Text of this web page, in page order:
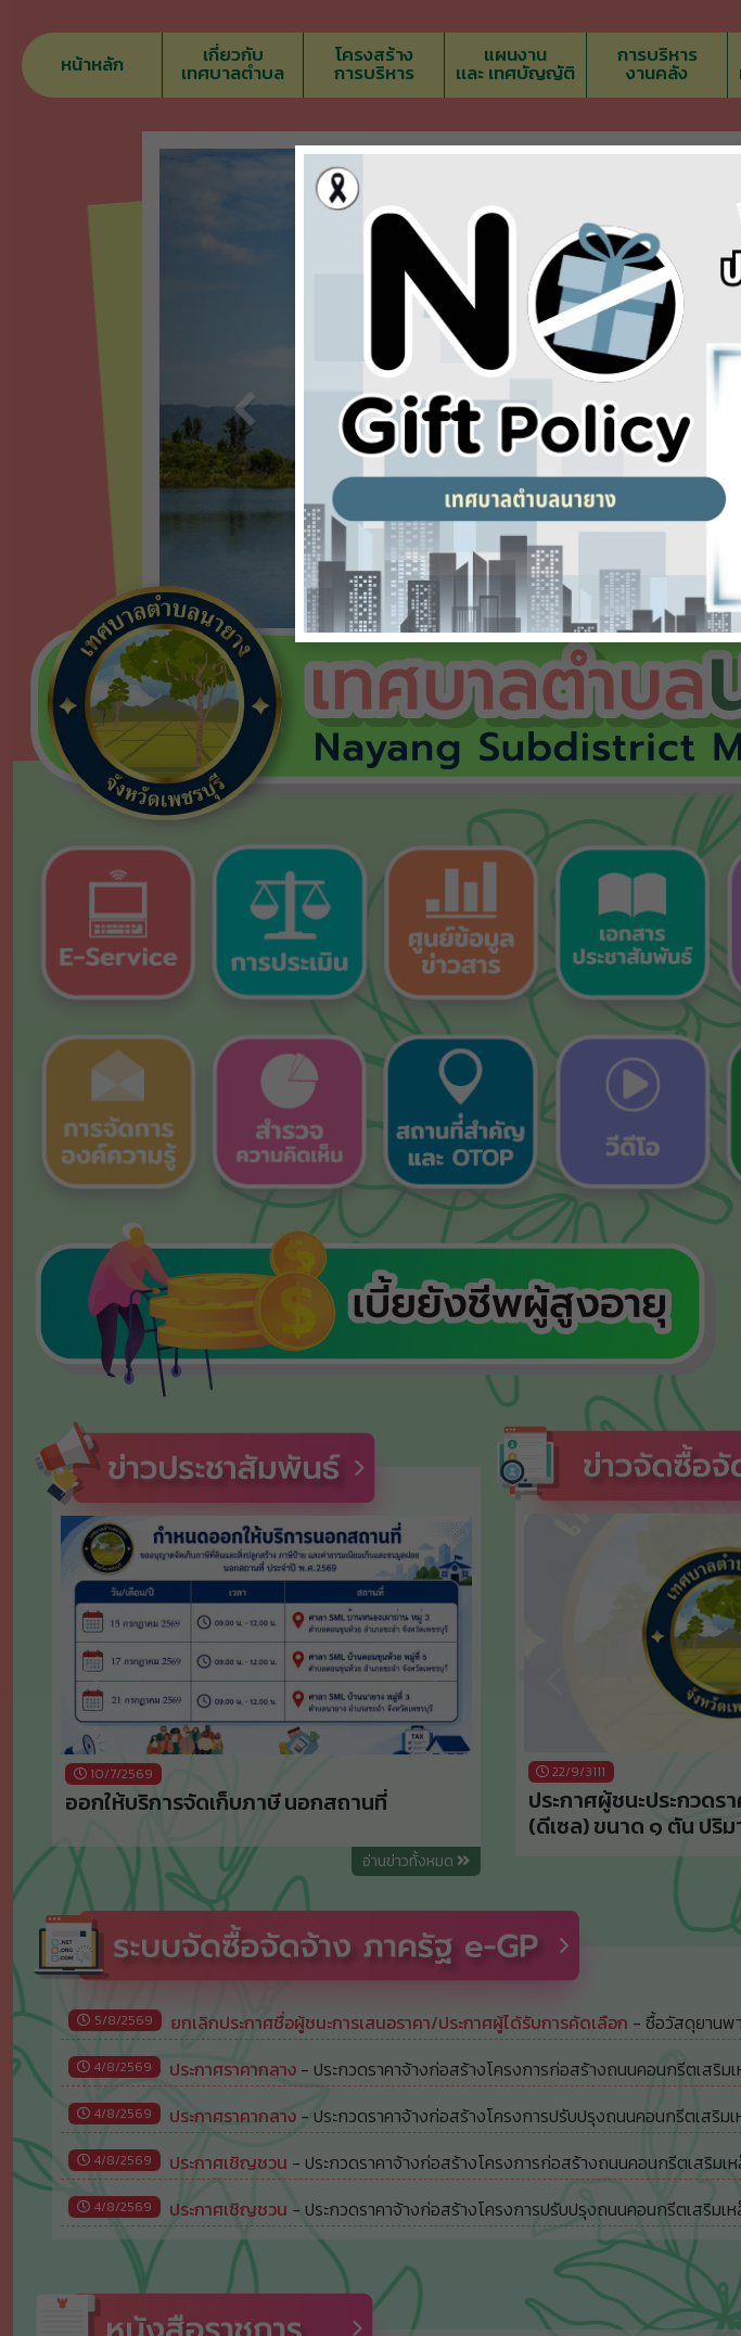
หน้าหลัก เกี่ยวกับ
เทศบาลตำบล
โครงสร้าง
การบริหาร
แผนงาน
เเละ เทศบัญญัติ
การบริหาร
งานคลัง
10/7/2569
ออกให้บริการจัดเก็บภาษี นอกสถานที่
Previous Next
อ่านข่าวทั้งหมด
22/9/3111
ประกาศผู้ชนะประกวดร
(ดีเซล) ขนาด ๑ ตัน ปริ
กว่า ๒,๔๐๐ ซีซี หรือกำ
ต่ำกว่า ๑๑๐ กิโลวัตต์
ดับเบิ้ลแค็บ (สำนักปลัด
ประกวดราคาอิเล็กทรอ
5/8/2569 ยกเลิกประกาศชื่อผู้ชนะการเสนอราคา/ประกาศผู้ได้รับการคัดเลือก - ซื้อวัสดุยานพา
4/8/2569 ประกาศราคากลาง- ประกวดราคาจ้างก่อสร้างโครงการก่อสร้างถนนคอนกรีตเสริม
อิเล็กทรอนิกส์ (e-bidding)
4/8/2569 ประกาศราคากลาง- ประกวดราคาจ้างก่อสร้างโครงการปรับปรุงถนนคอนกรีตเสริม
ประกวดราคาอิเล็กทรอนิกส์ (e-bidding)
4/8/2569 ประกาศเชิญชวน - ประกวดราคาจ้างก่อสร้างโครงการก่อสร้างถนนคอนกรีตเสริม
อิเล็กทรอนิกส์ (e-bidding)
4/8/2569 ประกาศเชิญชวน - ประกวดราคาจ้างก่อสร้างโครงการปรับปรุงถนนคอนกรีตเสริม
ประกวดราคาอิเล็กทรอนิกส์ (e-bidding)